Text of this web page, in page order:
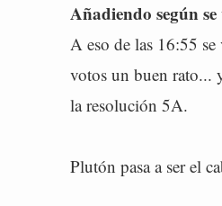
Añadiendo según se
A eso de las 16:55
votos un buen rato...
la resolución 5A.
Plutón pasa a ser el